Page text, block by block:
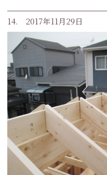
14. 2017年11月29日